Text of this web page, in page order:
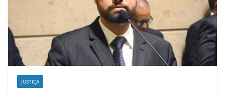
JUSTIÇA